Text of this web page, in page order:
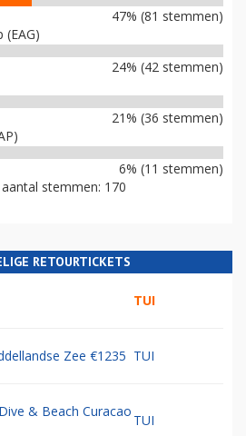
47% (81 stemmen)
(EAG)
24% (42 stemmen)
21% (36 stemmen)
6% (11 stemmen)
stemmen: 170
RETOURTICKETS
TUI
Zee €1235 TUI
& Beach Curacao
TUI